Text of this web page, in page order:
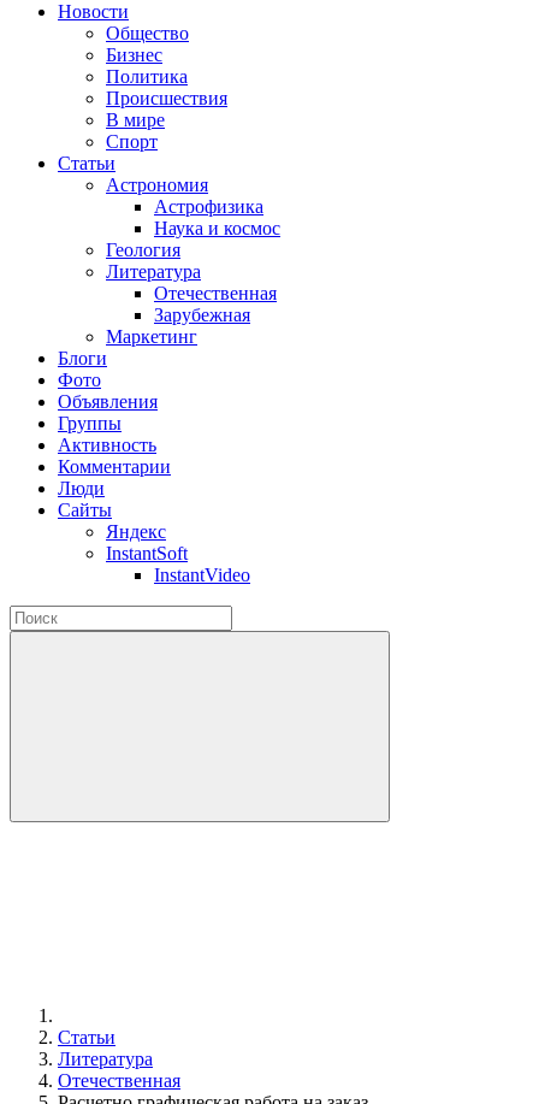
Новости
Общество
Бизнес
Политика
Происшествия
В мире
Спорт
Статьи
Астрономия
Астрофизика
Наука и космос
Геология
Литература
Отечественная
Зарубежная
Маркетинг
Блоги
Фото
Объявления
Группы
Активность
Комментарии
Люди
Сайты
Яндекс
InstantSoft
InstantVideo
Статьи
Литература
Отечественная